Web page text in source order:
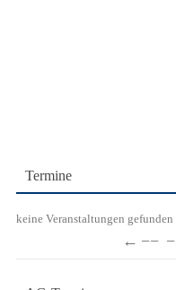
Termine
keine Veranstaltungen gefunden
← −− −